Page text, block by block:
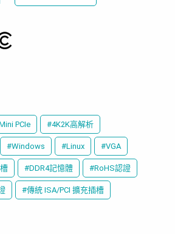
PCIe #4K2K高解析
#Windows #Linux #VGA
#DDR4記憶體 #RoHS認證
#傳統 ISA/PCI 擴充插槽